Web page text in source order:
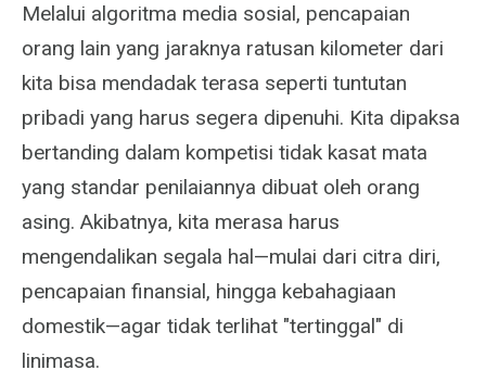
Melalui algoritma media sosial, pencapaian
orang lain yang jaraknya ratusan kilometer dari
kita bisa mendadak terasa seperti tuntutan
pribadi yang harus segera dipenuhi. Kita dipaksa
bertanding dalam kompetisi tidak kasat mata
yang standar penilaiannya dibuat oleh orang
asing. Akibatnya, kita merasa harus
mengendalikan segala hal—mulai dari citra diri,
pencapaian finansial, hingga kebahagiaan
domestik—agar tidak terlihat "tertinggal" di
linimasa.